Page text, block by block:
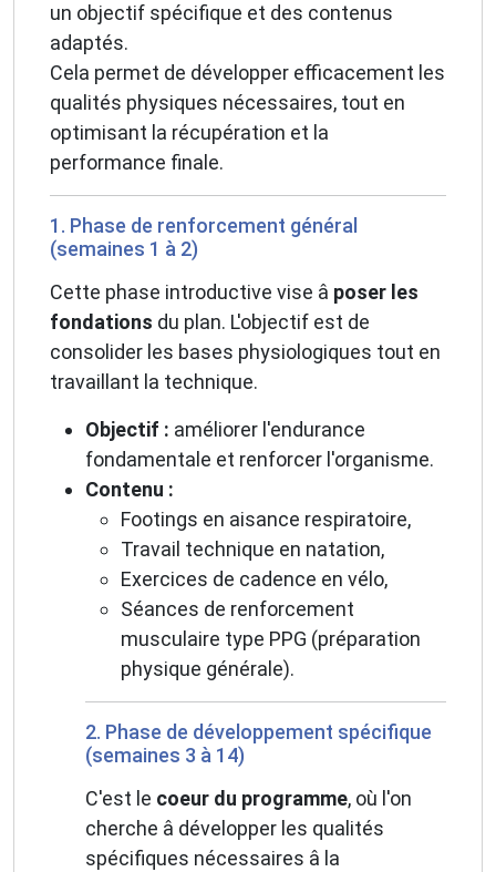
un objectif spécifique et des contenus
adaptés.
Cela permet de développer efficacement les
qualités physiques nécessaires, tout en
optimisant la récupération et la
performance finale.
1. Phase de renforcement général
(semaines 1 à 2)
Cette phase introductive vise â poser les
fondations du plan. L'objectif est de
consolider les bases physiologiques tout en
travaillant la technique.
Objectif : améliorer l'endurance
fondamentale et renforcer l'organisme.
Contenu :
Footings en aisance respiratoire,
Travail technique en natation,
Exercices de cadence en vélo,
Séances de renforcement
musculaire type PPG (préparation
physique générale).
2. Phase de développement spécifique
(semaines 3 à 14)
C'est le coeur du programme, où l'on
cherche â développer les qualités
spécifiques nécessaires â la